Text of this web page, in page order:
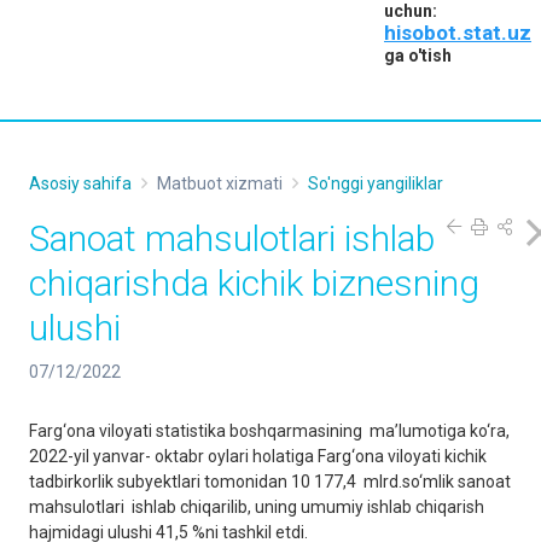
uchun:
hisobot.stat.uz
ga o'tish
Asosiy sahifa Matbuot xizmati So'nggi yangiliklar
Sanoat mahsulotlari ishlab
chiqarishda kichik biznesning
ulushi
07/12/2022
Farg‘ona viloyati statistika boshqarmasining ma’lumotiga ko‘ra,
2022-yil yanvar- oktabr oylari holatiga Farg‘ona viloyati kichik
tadbirkorlik subyektlari tomonidan 10 177,4 mlrd.so‘mlik sanoat
mahsulotlari ishlab chiqarilib, uning umumiy ishlab chiqarish
hajmidagi ulushi 41,5 %ni tashkil etdi.